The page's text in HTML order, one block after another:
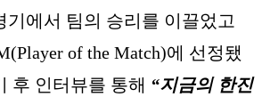
기에서 팀의 승리를 이끌었고
of the Match)에 선정됐
후 인터뷰를 통해 “지금의 한진